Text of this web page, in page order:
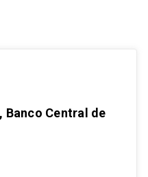
Banco Central de